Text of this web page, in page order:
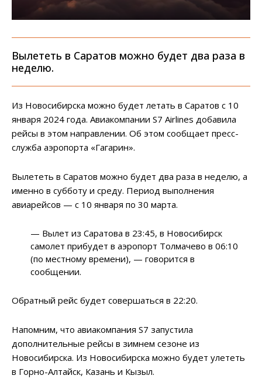
Вылететь в Саратов можно будет два раза в
неделю.
Из Новосибирска можно будет летать в Саратов с 10
января 2024 года. Авиакомпании S7 Airlines добавила
рейсы в этом направлении. Об этом сообщает пресс-
служба аэропорта «Гагарин».
Вылететь в Саратов можно будет два раза в неделю, а
именно в субботу и среду. Период выполнения
авиарейсов — с 10 января по 30 марта.
— Вылет из Саратова в 23:45, в Новосибирск
самолет прибудет в аэропорт Толмачево в 06:10
(по местному времени), — говорится в
сообщении.
Обратный рейс будет совершаться в 22:20.
Напомним, что авиакомпания S7 запустила
дополнительные рейсы в зимнем сезоне из
Новосибирска. Из Новосибирска можно будет улететь
в Горно-Алтайск, Казань и Кызыл.